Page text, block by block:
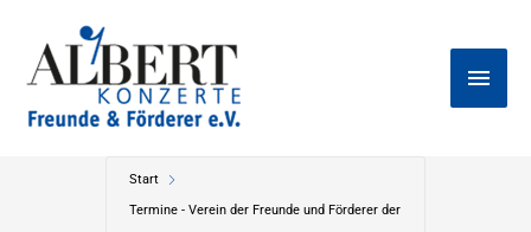
Inhalt
springen
Start
Termine - Verein der Freunde und Förderer der